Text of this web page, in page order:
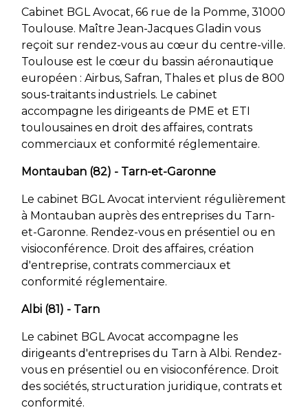
Cabinet BGL Avocat, 66 rue de la Pomme, 31000
Toulouse. Maître Jean-Jacques Gladin vous
reçoit sur rendez-vous au cœur du centre-ville.
Toulouse est le cœur du bassin aéronautique
européen : Airbus, Safran, Thales et plus de 800
sous-traitants industriels. Le cabinet
accompagne les dirigeants de PME et ETI
toulousaines en droit des affaires, contrats
commerciaux et conformité réglementaire.
Montauban (82) - Tarn-et-Garonne
Le cabinet BGL Avocat intervient régulièrement
à Montauban auprès des entreprises du Tarn-
et-Garonne. Rendez-vous en présentiel ou en
visioconférence. Droit des affaires, création
d'entreprise, contrats commerciaux et
conformité réglementaire.
Albi (81) - Tarn
Le cabinet BGL Avocat accompagne les
dirigeants d'entreprises du Tarn à Albi. Rendez-
vous en présentiel ou en visioconférence. Droit
des sociétés, structuration juridique, contrats et
conformité.